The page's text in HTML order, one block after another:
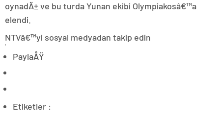
oynadÄ± ve bu turda Yunan ekibi Olympiakosâ€™a
elendi.
NTVâ€™yi sosyal medyadan takip edin
PaylaÅŸ
Etiketler :